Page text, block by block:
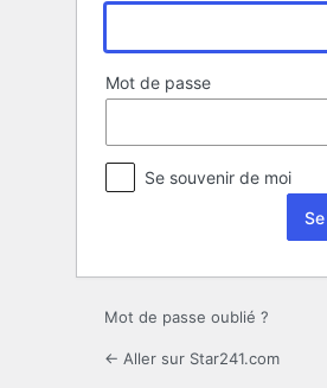
Mot de passe
Se souvenir de moi
Mot de passe oublié ?
← Aller sur Star241.com